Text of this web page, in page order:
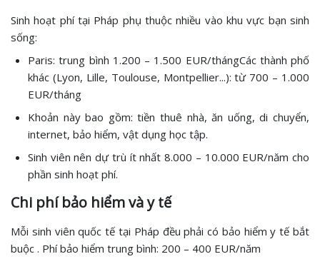
Sinh hoạt phí tại Pháp phụ thuộc nhiều vào khu vực bạn sinh
sống:
Paris: trung bình 1.200 – 1.500 EUR/thángCác thành phố
khác (Lyon, Lille, Toulouse, Montpellier...): từ 700 – 1.000
EUR/tháng
Khoản này bao gồm: tiền thuê nhà, ăn uống, di chuyển,
internet, bảo hiểm, vật dụng học tập.
Sinh viên nên dự trù ít nhất 8.000 – 10.000 EUR/năm cho
phần sinh hoạt phí.
Chi phí bảo hiểm và y tế
Mỗi sinh viên quốc tế tại Pháp đều phải có bảo hiểm y tế bắt
buộc . Phí bảo hiểm trung bình: 200 – 400 EUR/năm